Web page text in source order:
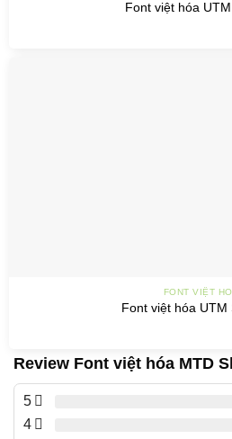
Font việt hóa
FONT VIỆT
Font việt hóa UTM
Review Font việt hóa MTD
5
4